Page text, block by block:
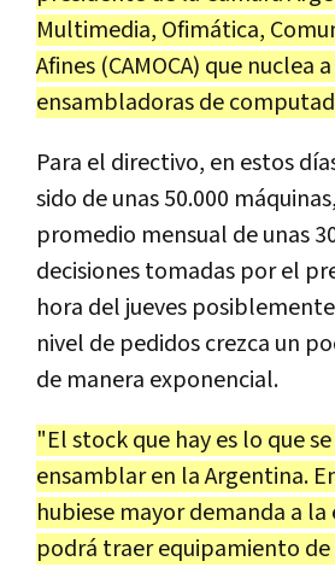
Multimedia, Ofimática,
Afines (CAMOCA) que nuclea
ensambladoras de
Para el directivo, en estos
sido de unas 50.000
promedio mensual de unas
decisiones tomadas por el
hora del jueves
nivel de pedidos crezca un
de manera exponencial.
"El stock que hay es lo que
ensamblar en la Argentina.
hubiese mayor demanda a la
podrá traer equipamiento